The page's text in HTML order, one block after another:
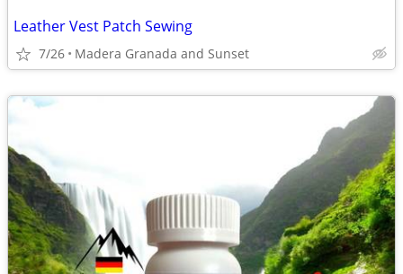
Leather Vest Patch Sewing
7/26 Madera Granada and Sunset